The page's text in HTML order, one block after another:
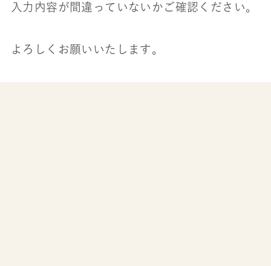
入力内容が間違っていないかご確認ください。
よろしくお願いいたします。